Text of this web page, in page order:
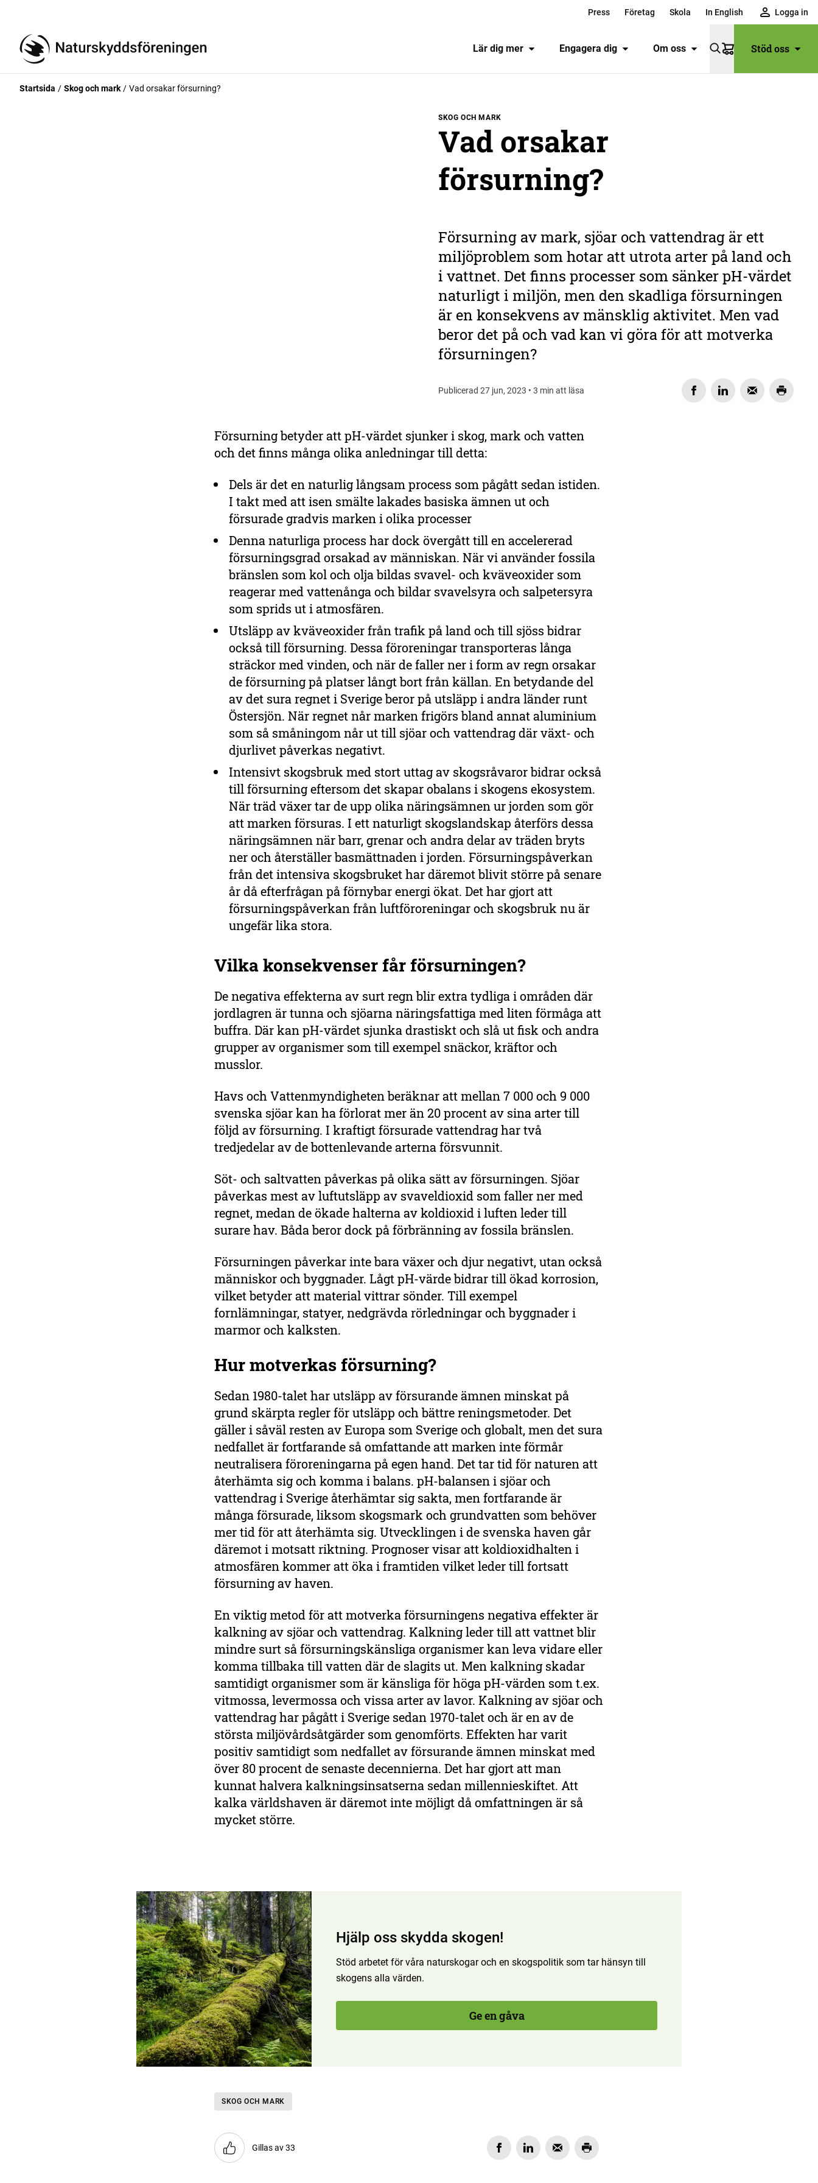
Press Företag Skola In English Logga in
Lär dig mer Engagera dig Om oss
VarukorgStöd oss
Startsida Skog och mark Vad orsakar försurning?
SKOG OCH MARK
Vad orsakar
försurning?
Försurning av mark, sjöar och vattendrag är ett
miljöproblem som hotar att utrota arter på land och
i vattnet. Det finns processer som sänker pH-värdet
naturligt i miljön, men den skadliga försurningen
är en konsekvens av mänsklig aktivitet. Men vad
beror det på och vad kan vi göra för att motverka
försurningen?
Publicerad 27 jun, 2023 • 3 min att läsa
Försurning betyder att pH-värdet sjunker i skog, mark och vatten
och det finns många olika anledningar till detta:
Dels är det en naturlig långsam process som pågått sedan istiden.
I takt med att isen smälte lakades basiska ämnen ut och
försurade gradvis marken i olika processer
Denna naturliga process har dock övergått till en accelererad
försurningsgrad orsakad av människan. När vi använder fossila
bränslen som kol och olja bildas svavel- och kväveoxider som
reagerar med vattenånga och bildar svavelsyra och salpetersyra
som sprids ut i atmosfären.
Utsläpp av kväveoxider från trafik på land och till sjöss bidrar
också till försurning. Dessa föroreningar transporteras långa
sträckor med vinden, och när de faller ner i form av regn orsakar
de försurning på platser långt bort från källan. En betydande del
av det sura regnet i Sverige beror på utsläpp i andra länder runt
Östersjön. När regnet når marken frigörs bland annat aluminium
som så småningom når ut till sjöar och vattendrag där växt- och
djurlivet påverkas negativt.
Intensivt skogsbruk med stort uttag av skogsråvaror bidrar också
till försurning eftersom det skapar obalans i skogens ekosystem.
När träd växer tar de upp olika näringsämnen ur jorden som gör
att marken försuras. I ett naturligt skogslandskap återförs dessa
näringsämnen när barr, grenar och andra delar av träden bryts
ner och återställer basmättnaden i jorden. Försurningspåverkan
från det intensiva skogsbruket har däremot blivit större på senare
år då efterfrågan på förnybar energi ökat. Det har gjort att
försurningspåverkan från luftföroreningar och skogsbruk nu är
ungefär lika stora.
Vilka konsekvenser får försurningen?
De negativa effekterna av surt regn blir extra tydliga i områden där
jordlagren är tunna och sjöarna näringsfattiga med liten förmåga att
buffra. Där kan pH-värdet sjunka drastiskt och slå ut fisk och andra
grupper av organismer som till exempel snäckor, kräftor och
musslor.
Havs och Vattenmyndigheten beräknar att mellan 7 000 och 9 000
svenska sjöar kan ha förlorat mer än 20 procent av sina arter till
följd av försurning. I kraftigt försurade vattendrag har två
tredjedelar av de bottenlevande arterna försvunnit.
Söt- och saltvatten påverkas på olika sätt av försurningen. Sjöar
påverkas mest av luftutsläpp av svaveldioxid som faller ner med
regnet, medan de ökade halterna av koldioxid i luften leder till
surare hav. Båda beror dock på förbränning av fossila bränslen.
Försurningen påverkar inte bara växer och djur negativt, utan också
människor och byggnader. Lågt pH-värde bidrar till ökad korrosion,
vilket betyder att material vittrar sönder. Till exempel
fornlämningar, statyer, nedgrävda rörledningar och byggnader i
marmor och kalksten.
Hur motverkas försurning?
Sedan 1980-talet har utsläpp av försurande ämnen minskat på
grund skärpta regler för utsläpp och bättre reningsmetoder. Det
gäller i såväl resten av Europa som Sverige och globalt, men det sura
nedfallet är fortfarande så omfattande att marken inte förmår
neutralisera föroreningarna på egen hand. Det tar tid för naturen att
återhämta sig och komma i balans. pH-balansen i sjöar och
vattendrag i Sverige återhämtar sig sakta, men fortfarande är
många försurade, liksom skogsmark och grundvatten som behöver
mer tid för att återhämta sig. Utvecklingen i de svenska haven går
däremot i motsatt riktning. Prognoser visar att koldioxidhalten i
atmosfären kommer att öka i framtiden vilket leder till fortsatt
försurning av haven.
En viktig metod för att motverka försurningens negativa effekter är
kalkning av sjöar och vattendrag. Kalkning leder till att vattnet blir
mindre surt så försurningskänsliga organismer kan leva vidare eller
komma tillbaka till vatten där de slagits ut. Men kalkning skadar
samtidigt organismer som är känsliga för höga pH-värden som t.ex.
vitmossa, levermossa och vissa arter av lavor. Kalkning av sjöar och
vattendrag har pågått i Sverige sedan 1970-talet och är en av de
största miljövårdsåtgärder som genomförts. Effekten har varit
positiv samtidigt som nedfallet av försurande ämnen minskat med
över 80 procent de senaste decennierna. Det har gjort att man
kunnat halvera kalkningsinsatserna sedan millennieskiftet. Att
kalka världshaven är däremot inte möjligt då omfattningen är så
mycket större.
Hjälp oss skydda skogen!
Stöd arbetet för våra naturskogar och en skogspolitik som tar hänsyn till
skogens alla värden.
Ge en gåva
SKOG OCH MARK
Gillas av 33